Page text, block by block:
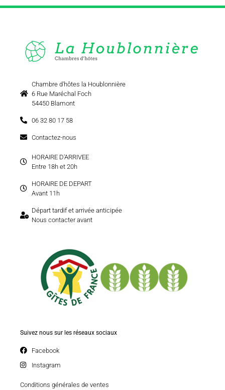
Chambre d'hôtes la Houblonnière
6 Rue Maréchal Foch
54450 Blamont
06 32 80 17 58
Contactez-nous
HORAIRE D'ARRIVEE
Entre 18h et 20h
HORAIRE DE DEPART
Avant 11h
Départ tardif et arrivée anticipée
Nous contacter avant
Suivez nous sur les réseaux sociaux
Facebook
Instagram
Conditions générales de ventes